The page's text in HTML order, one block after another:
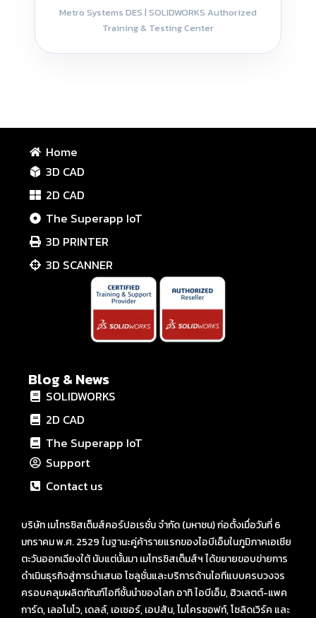
Metro Systems DES | SOLIDWORKS Authorized
Training & Testing Center
Home
3D CAD
2D CAD
The Superapp IoT
3D PRINTER
3D SCANNER
Blog & News
SOLIDWORKS
2D CAD
The Superapp IoT
Support
Contact us
บริษัท เมโทรซิสเต็มส์คอร์ปอเรชั่น จำกัด (มหาชน) ก่อตั้งเมื่อวันที่ 6
มกราคม พ.ศ. 2529 ในฐานะคู่ค้ารายแรกของไอบีเอ็มในภูมิภาคเอเชีย
ตะวันออกเฉียงใต้ นับแต่นั้นมา เมโทรซิสเต็มส์ฯ ได้ขยายขอบข่ายการ
ดำเนินธุรกิจสู่การนำเสนอ โซลูชั่นและบริการด้านไอทีแบบครบวงจร
ครอบคลุมผลิตภัณฑ์ไอทีชั้นนำของโลก อาทิ ไอบีเอ็ม, ฮิวเลตต์-แพค
การ์ด, เลอโนโว, เดลล์, เอเซอร์, เอปสัน, ไมโครซอฟท์, โซลิดเวิร์ค และ